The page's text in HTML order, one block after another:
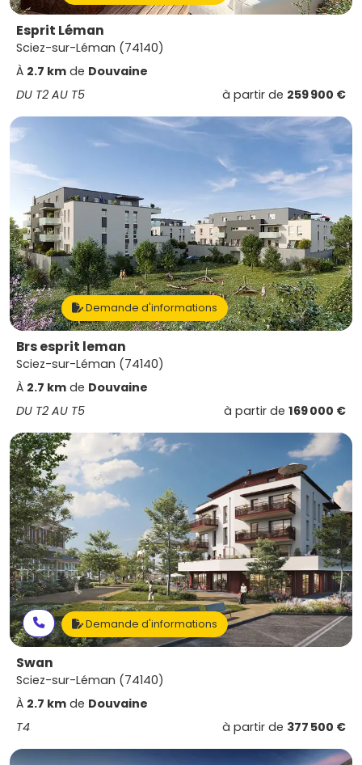
Esprit Léman
Sciez-sur-Léman (74140)
À 2.7 km de Douvaine
DU T2 AU T5
à partir de 259 900 €
Demande d'informations
Brs esprit leman
Sciez-sur-Léman (74140)
À 2.7 km de Douvaine
DU T2 AU T5
à partir de 169 000 €
Demande d'informations
Swan
Sciez-sur-Léman (74140)
À 2.7 km de Douvaine
T4
à partir de 377 500 €